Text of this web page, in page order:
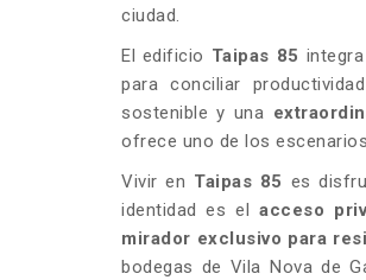
ciudad.
El edificio Taipas 85
para conciliar
sostenible y una
ofrece uno de los
Vivir en Taipas 85 es
identidad es elacceso
mirador exclusivo para
bodegas de Vila Nova de